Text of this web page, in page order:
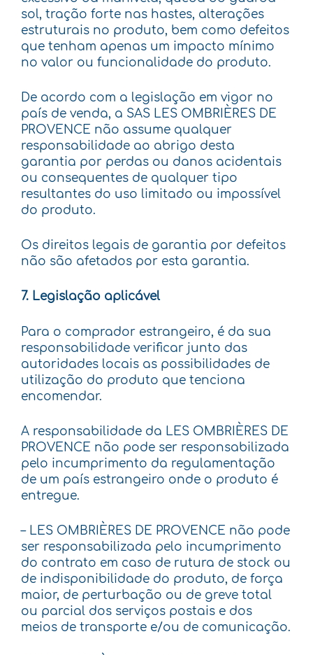
sol, tração forte nas hastes, alterações
estruturais no produto, bem como defeitos
que tenham apenas um impacto mínimo
no valor ou funcionalidade do produto.
De acordo com a legislação em vigor no
país de venda, a SAS LES OMBRIÈRES DE
PROVENCE não assume qualquer
responsabilidade ao abrigo desta
garantia por perdas ou danos acidentais
ou consequentes de qualquer tipo
resultantes do uso limitado ou impossível
do produto.
Os direitos legais de garantia por defeitos
não são afetados por esta garantia.
7. Legislação aplicável
Para o comprador estrangeiro, é da sua
responsabilidade verificar junto das
autoridades locais as possibilidades de
utilização do produto que tenciona
encomendar.
A responsabilidade da LES OMBRIÈRES DE
PROVENCE não pode ser responsabilizada
pelo incumprimento da regulamentação
de um país estrangeiro onde o produto é
entregue.
– LES OMBRIÈRES DE PROVENCE não pode
ser responsabilizada pelo incumprimento
do contrato em caso de rutura de stock ou
de indisponibilidade do produto, de força
maior, de perturbação ou de greve total
ou parcial dos serviços postais e dos
meios de transporte e/ou de comunicação.